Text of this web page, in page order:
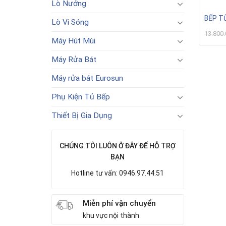
Lò Nướng
Lò Vi Sóng
Máy Hút Mùi
Máy Rửa Bát
Máy rửa bát Eurosun
Phụ Kiện Tủ Bếp
Thiết Bị Gia Dụng
CHÚNG TÔI LUÔN Ở ĐÂY ĐỂ HỖ TRỢ
BẠN
Hotline tư vấn: 0946.97.44.51
Miễn phí vận chuyển
khu vực nội thành
BẾP